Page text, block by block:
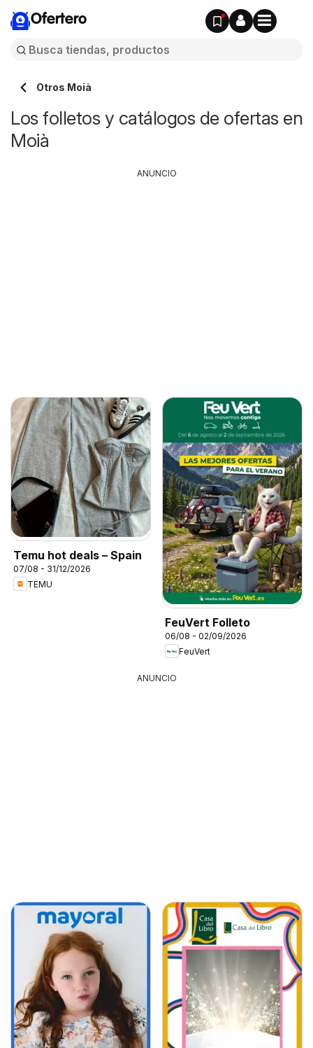
Ofertero
Otros Moià
Los folletos y catálogos de ofertas en
Moià
Temu hot deals – Spain
07/08 - 31/12/2026
TEMU
FeuVert Folleto
06/08 - 02/09/2026
FeuVert
ANUNCIO
ANUNCIO